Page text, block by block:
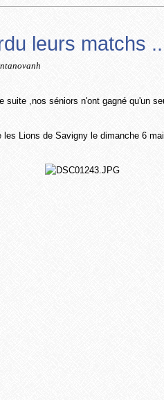
leurs matchs
suite ,nos séniors n'ont gagné qu'un
les Lions de Savigny le dimanche 6